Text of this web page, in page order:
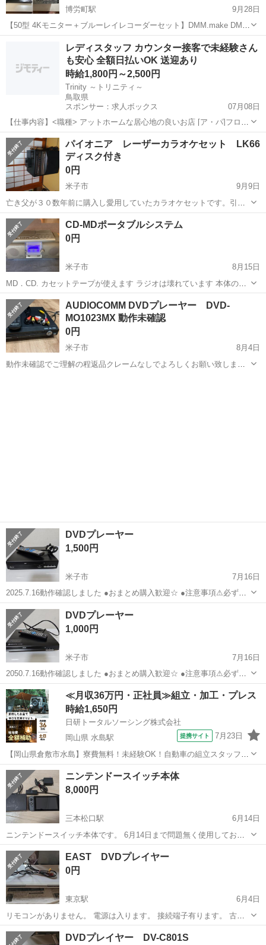
博労町駅
9月28日
【50型 4Kモニター＋ブルーレイレコーダーセット】DMM.make DME-
4K50D / Panasonic DMR-BRW510 ご覧いただきありがとうございま
す。 DMM.make製 50型4Kモニター（型番：D...
博労町駅 映像プレーヤー、レコーダー
レディスタッフ カウンター接客で未経験さん
も安心 全額日払いOK 送迎あり
時給1,800円～2,500円
Trinity ～トリニティ～
鳥取県
スポンサー：求人ボックス
07月08日
【仕事内容】<職種> アットホームな居心地の良いお店 [ア・パ]フロア
レディ・カウンターレディ(ナイトワーク系) <雇用形態> アルバイト・
パート <給与> [ア・パ]時給1,800円～2,500円 体験時給は2000円! 各種
バ...
アルバイト・パート
パイオニア レーザーカラオケセット LK66
ディスク付き
0円
米子市
9月9日
亡き父が３０数年前に購入し愛用していたカラオケセットです。引っ
越しのため、愛用していただける方で自宅まで取りに来ていただける
方に無償でお譲りします。使用してみましたが、映像・音声とも大丈
夫です。マイク２本、リモコン、取説、レ...
鳥取 米子市 映像プレーヤー、レコーダー
レーザーカラオケ
CD-MDポータブルシステム
0円
米子市
8月15日
MD．CD. カセットテープが使えます ラジオは壊れています 本体のス
イッチも反応しないものもありますが、リモコンで操作できます 古い
です。30年位前のだと思います。CDのピッチコントローラーをよく使
っていましたが今は反応し...
鳥取 米子市 映像プレーヤー、レコーダー
AUDIOCOMM DVDプレーヤー DVD-
MO1023MX 動作未確認
0円
米子市
8月4日
動作未確認でご理解の程返品クレームなしでよろしくお願い致しま
DVDプレーヤー
1,500円
米子市
7月16日
2025.7.16動作確認しました ●おまとめ購入歓迎☆ ●注意事項⚠必ずプ
ロフィールを読んで下さい!!
鳥取 米子市 映像プレーヤー、レコーダー
DVDプレーヤー
1,000円
米子市
7月16日
2050.7.16動作確認しました ●おまとめ購入歓迎☆ ●注意事項⚠必ずプ
ロフィールを読んで下さい!!
鳥取 米子市 映像プレーヤー、レコーダー 注意事項
≪月収36万円・正社員≫組立・加工・プレス
時給1,650円
日研トータルソーシング株式会社
岡山県 水島駅
提携サイト 7月23日
【岡山県倉敷市水島】寮費無料！未経験OK！自動車の組立スタッフ
《お仕事No.NS0089》 お仕事について 車の組立作業です。専用レール
に乗って流れてくる車の骨組みに、車内外の各部品・ハンドル・足回
り・ドア・シートなどの各...
岡山 倉敷市
ニンテンドースイッチ本体
8,000円
三本松口駅
6月14日
ニンテンドースイッチ本体です。 6月14日まで問題無く使用しており
ました。 スイッチ2に乗り換えの為、お譲りいたします。 画面保護フ
ィルムは貼っておりませんので僅かな傷はございます。ゲームには全
く支障はございません。 ド...
鳥取 米子市 映像プレーヤー、レコーダー
ニンテンドースイッチ
EAST DVDプレイヤー
0円
東京駅
6月4日
リモコンがありません。 電源は入ります。 接続端子有ります。 古い
です。
鳥取 倉吉市 東京駅 映像プレーヤー、レコーダー
DVDプレイヤー DV-C801S